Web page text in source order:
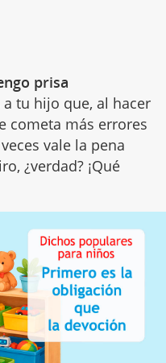
prisa
tu hijo que, al hacer
cometa más errores
vale la pena
¿verdad? ¡Qué